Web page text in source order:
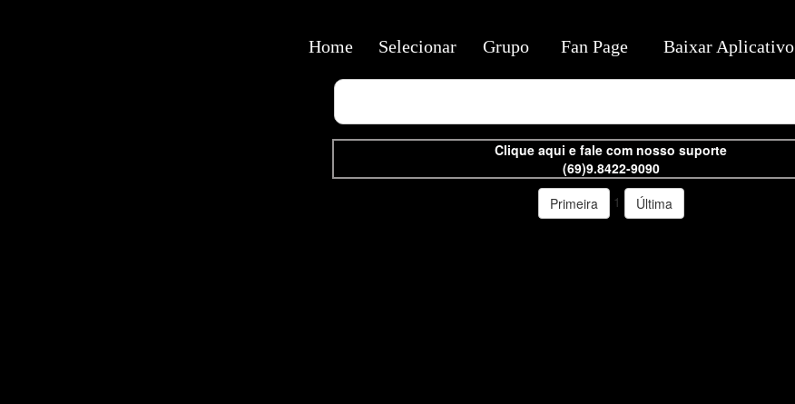
Clique aqui e fale com nosso suporte
(69)9.8422-9090
Primeira
1 Última
Home Selecionar Grupo Fan Page Baixar Aplicativo